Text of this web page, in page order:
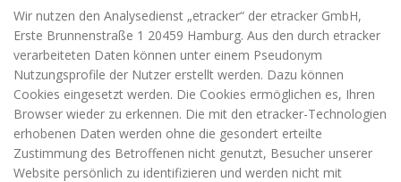
Wir nutzen den Analysedienst „etracker“ der etracker GmbH,
Erste Brunnenstraße 1 20459 Hamburg. Aus den durch etracker
verarbeiteten Daten können unter einem Pseudonym
Nutzungsprofile der Nutzer erstellt werden. Dazu können
Cookies eingesetzt werden. Die Cookies ermöglichen es, Ihren
Browser wieder zu erkennen. Die mit den etracker-Technologien
erhobenen Daten werden ohne die gesondert erteilte
Zustimmung des Betroffenen nicht genutzt, Besucher unserer
Website persönlich zu identifizieren und werden nicht mit